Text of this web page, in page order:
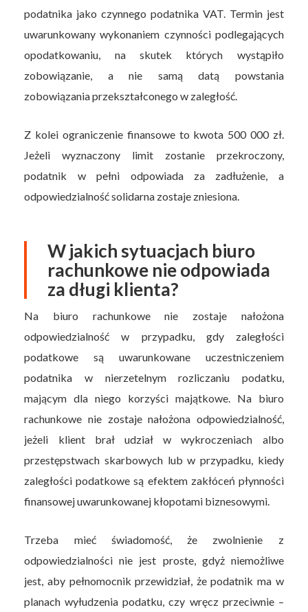
podatnika jako czynnego podatnika VAT. Termin jest
uwarunkowany wykonaniem czynności podlegających
opodatkowaniu, na skutek których wystąpiło
zobowiązanie, a nie samą datą powstania
zobowiązania przekształconego w zaległość.
Z kolei ograniczenie finansowe to kwota 500 000 zł.
Jeżeli wyznaczony limit zostanie przekroczony,
podatnik w pełni odpowiada za zadłużenie, a
odpowiedzialność solidarna zostaje zniesiona.
W jakich sytuacjach biuro
rachunkowe nie odpowiada
za długi klienta?
Na biuro rachunkowe nie zostaje nałożona
odpowiedzialność w przypadku, gdy zaległości
podatkowe są uwarunkowane uczestniczeniem
podatnika w nierzetelnym rozliczaniu podatku,
mającym dla niego korzyści majątkowe. Na biuro
rachunkowe nie zostaje nałożona odpowiedzialność,
jeżeli klient brał udział w wykroczeniach albo
przestępstwach skarbowych lub w przypadku, kiedy
zaległości podatkowe są efektem zakłóceń płynności
finansowej uwarunkowanej kłopotami biznesowymi.
Trzeba mieć świadomość, że zwolnienie z
odpowiedzialności nie jest proste, gdyż niemożliwe
jest, aby pełnomocnik przewidział, że podatnik ma w
planach wyłudzenia podatku, czy wręcz przeciwnie –